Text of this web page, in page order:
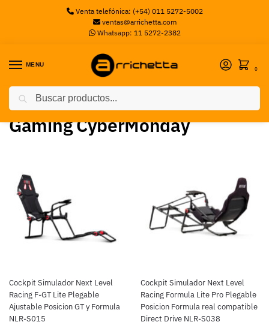
Venta telefónica: (+54) 011 5272-5002
ventas@arrichetta.com
Whatsapp: 11 5272-2382
MENU
0
Inicio Gaming CyberMonday
Gaming CyberMonday
Cockpit Simulador Next Level
Racing F-GT Lite Plegable
Ajustable Posicion GT y Formula
NLR-S015
Cockpit Simulador Next Level
Racing Formula Lite Pro Plegable
Posicion Formula real compatible
Direct Drive NLR-S038